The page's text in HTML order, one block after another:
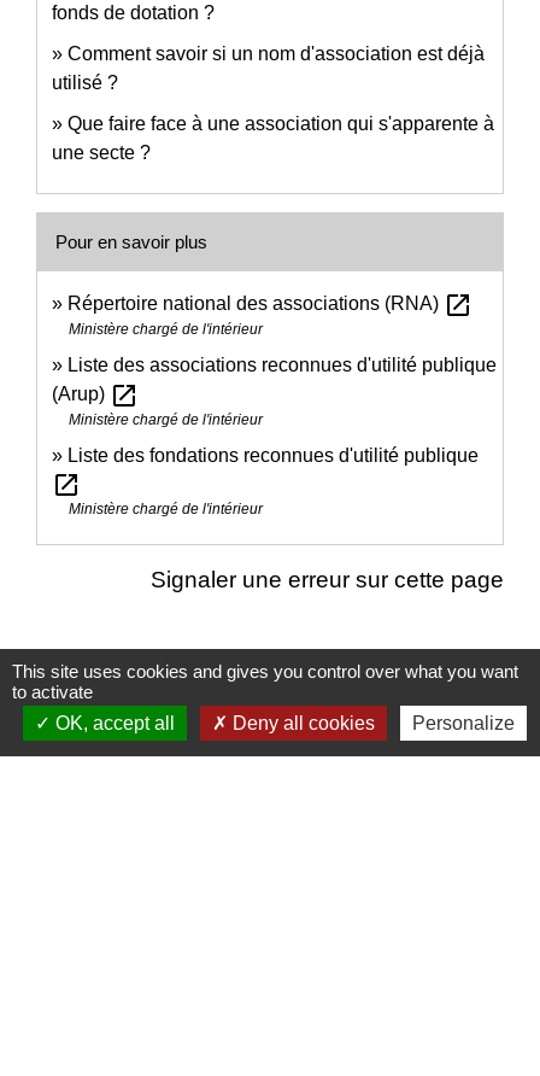
fonds de dotation ?
Comment savoir si un nom d'association est déjà
utilisé ?
Que faire face à une association qui s'apparente à
une secte ?
Pour en savoir plus
Répertoire national des associations (RNA) open_in_new
Ministère chargé de l'intérieur
Liste des associations reconnues d'utilité publique
(Arup) open_in_new
Ministère chargé de l'intérieur
Liste des fondations reconnues d'utilité publique
open_in_new
Ministère chargé de l'intérieur
Signaler une erreur sur cette page
Nous contacter
Commune de Puylaurens
This site uses cookies and gives you control over what you want
to activate
OK, accept all
Deny all cookies Personalize